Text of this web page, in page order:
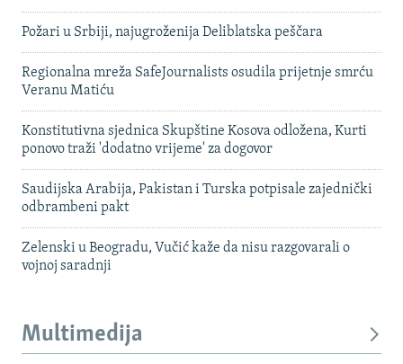
Požari u Srbiji, najugroženija Deliblatska peščara
Regionalna mreža SafeJournalists osudila prijetnje smrću
Veranu Matiću
Konstitutivna sjednica Skupštine Kosova odložena, Kurti
ponovo traži 'dodatno vrijeme' za dogovor
Saudijska Arabija, Pakistan i Turska potpisale zajednički
odbrambeni pakt
Zelenski u Beogradu, Vučić kaže da nisu razgovarali o
vojnoj saradnji
Multimedija